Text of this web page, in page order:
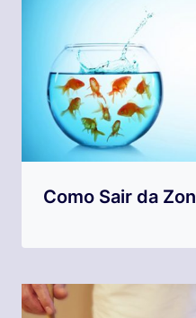
Como Sair da